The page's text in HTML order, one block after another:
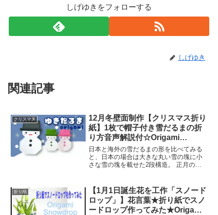
しげゆきをフォローする
しげゆき
関連記事
クリスマス
12月冬壁面制作【クリスマス折り
紙】1枚で帽子付き雪だるまの折
り方音声解説付☆Origami
Snowman
日本と海外の雪だるまの形を比べてみる
と、日本の場合は大きな丸い雪の塊に小
さな雪の塊を載せた2段構造。 正月の飾
一方、海外の雪だるまは、下から大・
小・中という具合に、真...
折り紙
【1月1日誕生花を工作「スノード
ロップ」】花言葉★折り紙でスノ
ードロップ作ってみた★Origami